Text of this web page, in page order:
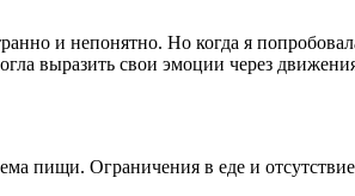
и непонятно. Но когда я
выразить свои эмоции через
пищи. Ограничения в еде и